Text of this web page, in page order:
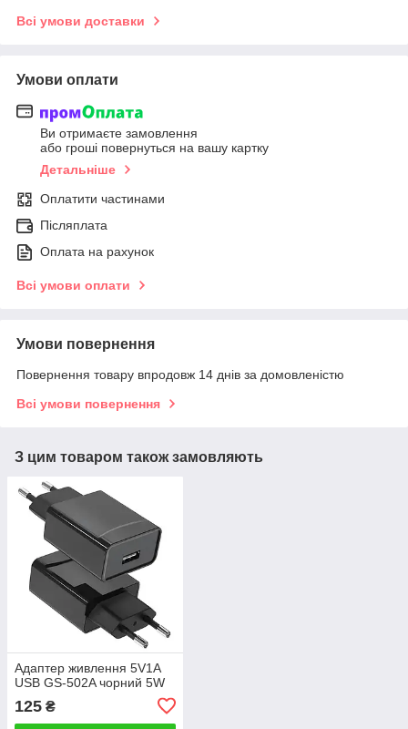
Всі умови доставки
Умови оплати
Ви отримаєте замовлення
або гроші повернуться на вашу картку
Детальніше
Оплатити частинами
Післяплата
Оплата на рахунок
Всі умови оплати
Умови повернення
Повернення товару впродовж 14 днів за домовленістю
Всі умови повернення
З цим товаром також замовляють
Адаптер живлення 5V1A
USB GS-502A чорний 5W
125 ₴